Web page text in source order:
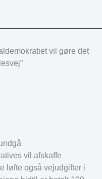
vil gøre det
vil afskaffe
løfte også vejudgifter i